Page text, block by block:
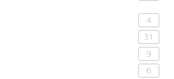
4
31
9
6